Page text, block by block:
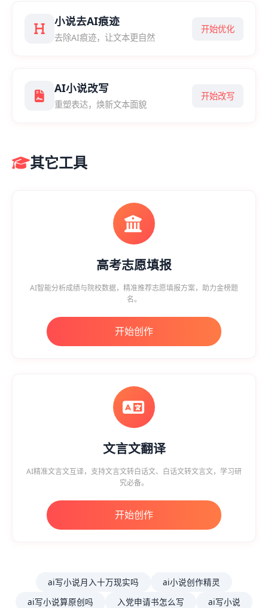
小说去AI痕迹
去除AI痕迹，让文本更自然
开始优化
AI小说改写
重塑表达，焕新文本面貌
开始改写
其它工具
高考志愿填报
AI智能分析成绩与院校数据，精准推荐志愿填报方案，助力金榜题
名。
开始创作
文言文翻译
AI精准文言文互译，支持文言文转白话文、白话文转文言文，学习研
究必备。
开始创作
ai写小说月入十万现实吗
ai小说创作精灵
ai写小说算原创吗
入党申请书怎么写 ai写小说